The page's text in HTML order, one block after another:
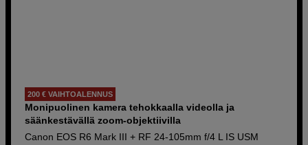
200 € VAIHTOALENNUS
Monipuolinen kamera tehokkaalla videolla ja
säänkestävällä zoom-objektiivilla
Canon EOS R6 Mark III + RF 24-105mm f/4 L IS USM